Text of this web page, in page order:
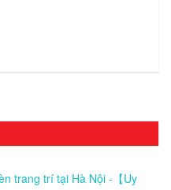
trang trí tại Hà Nội -【Uy